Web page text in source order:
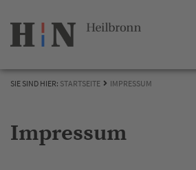
SIE SIND HIER: STARTSEITE IMPRESSUM
Impressum